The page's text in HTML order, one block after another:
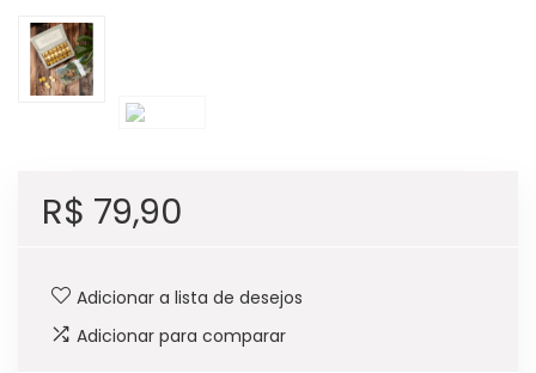
R$ 79,90
Adicionar a lista de desejos
Adicionar para comparar